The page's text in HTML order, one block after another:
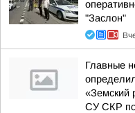
"Заслон"
Главные
«Земский
СУ СКР по